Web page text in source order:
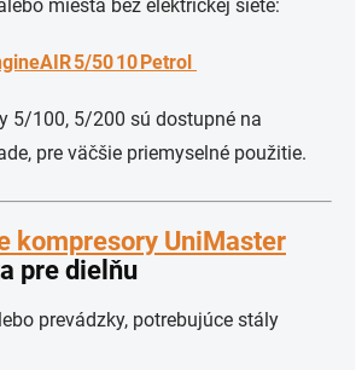
miesta bez elektrickej siete:
5/50 10 Petrol
5/100, 5/200 sú dostupné na
pre väčšie priemyselné použitie.
kompresory UniMaster
pre dielňu
prevádzky, potrebujúce stály